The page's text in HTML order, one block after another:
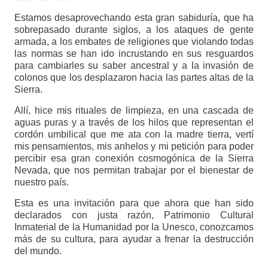
Estamos desaprovechando esta gran sabiduría, que ha
sobrepasado durante siglos, a los ataques de gente
armada, a los embates de religiones que violando todas
las normas se han ido incrustando en sus resguardos
para cambiarles su saber ancestral y a la invasión de
colonos que los desplazaron hacia las partes altas de la
Sierra.
Allí, hice mis rituales de limpieza, en una cascada de
aguas puras y a través de los hilos que representan el
cordón umbilical que me ata con la madre tierra, vertí
mis pensamientos, mis anhelos y mi petición para poder
percibir esa gran conexión cosmogónica de la Sierra
Nevada, que nos permitan trabajar por el bienestar de
nuestro país.
Esta es una invitación para que ahora que han sido
declarados con justa razón, Patrimonio Cultural
Inmaterial de la Humanidad por la Unesco, conozcamos
más de su cultura, para ayudar a frenar la destrucción
del mundo.